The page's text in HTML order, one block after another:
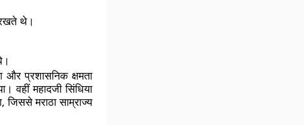
थे।
प्रशासनिक क्षमता
महादजी सिंधिया
मराठा साम्राज्य